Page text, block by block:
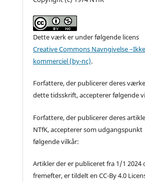
Dette værk er under følgende licens
Creative Commons Navngivelse
kommerciel (by-nc).
Forfattere, der publicerer deres
dette tidsskrift, accepterer følgende
Forfattere, der publicerer deres
NTfK, accepterer som udgangspunkt
følgende vilkår:
Artikler der er publiceret fra 1/1 2024
fremefter, er tildelt en CC-By 4.0